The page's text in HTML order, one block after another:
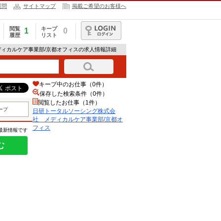
問 サイトマップ 掲載ご希望のお客様へ
閲覧
履歴
1
キープ
リスト
0
ログイン
カルケア事業部/京都オフィスの求人情報詳細
プ
新情報です
キープ中のお仕事（0件）
保存した検索条件（0件）
閲覧したお仕事（1件）
日研トータルソーシング株式会
社 メディカルケア事業部/京都オ
フィス